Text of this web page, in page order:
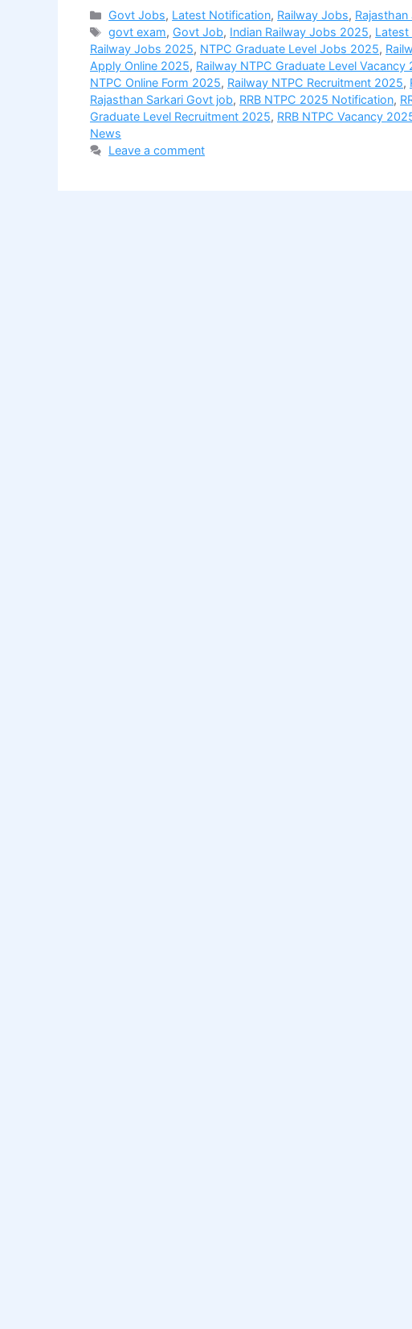
Categories
Govt Jobs, Latest Notification, Railway Jobs, Rajasthan
Tags
govt exam, Govt Job, Indian Railway Jobs 2025,
Railway Jobs 2025, NTPC Graduate Level Jobs 2025,
Apply Online 2025, Railway NTPC Graduate Level Vacancy
NTPC Online Form 2025, Railway NTPC Recruitment 2025,
Rajasthan Sarkari Govt job, RRB NTPC 2025 Notification,
Graduate Level Recruitment 2025, RRB NTPC Vacancy
News
Leave a comment